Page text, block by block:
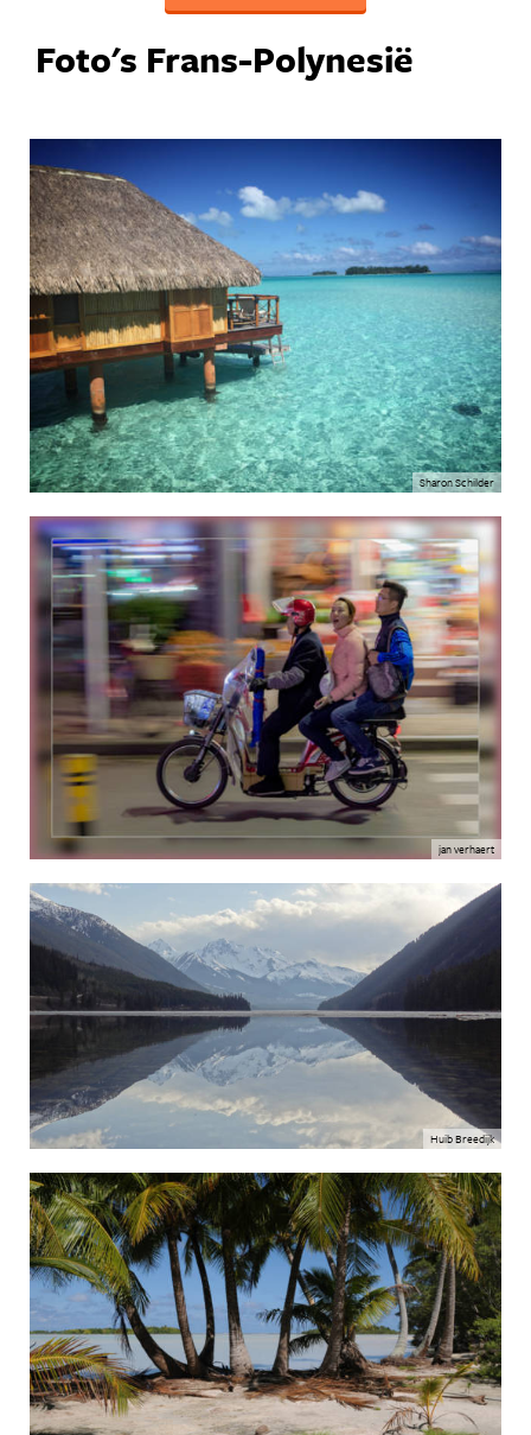
Foto's Frans-Polynesië
Sharon Schilder
jan verhaert
Huib Breedijk